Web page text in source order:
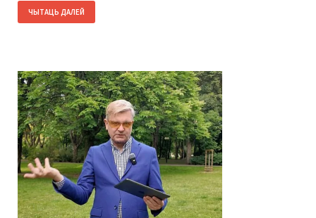
ЧЫТАЦЬ ДАЛЕЙ